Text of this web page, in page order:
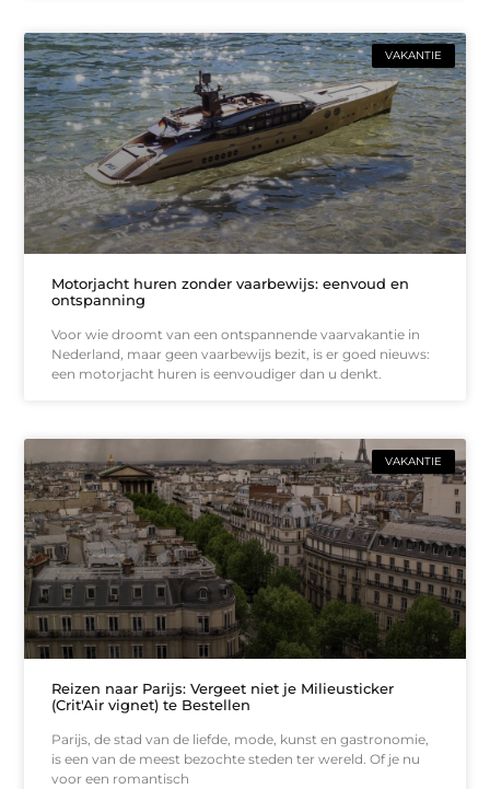
VAKANTIE
Motorjacht huren zonder vaarbewijs: eenvoud en
ontspanning
Voor wie droomt van een ontspannende vaarvakantie in
Nederland, maar geen vaarbewijs bezit, is er goed nieuws:
een motorjacht huren is eenvoudiger dan u denkt.
VAKANTIE
Reizen naar Parijs: Vergeet niet je Milieusticker
(Crit'Air vignet) te Bestellen
Parijs, de stad van de liefde, mode, kunst en gastronomie,
is een van de meest bezochte steden ter wereld. Of je nu
voor een romantisch